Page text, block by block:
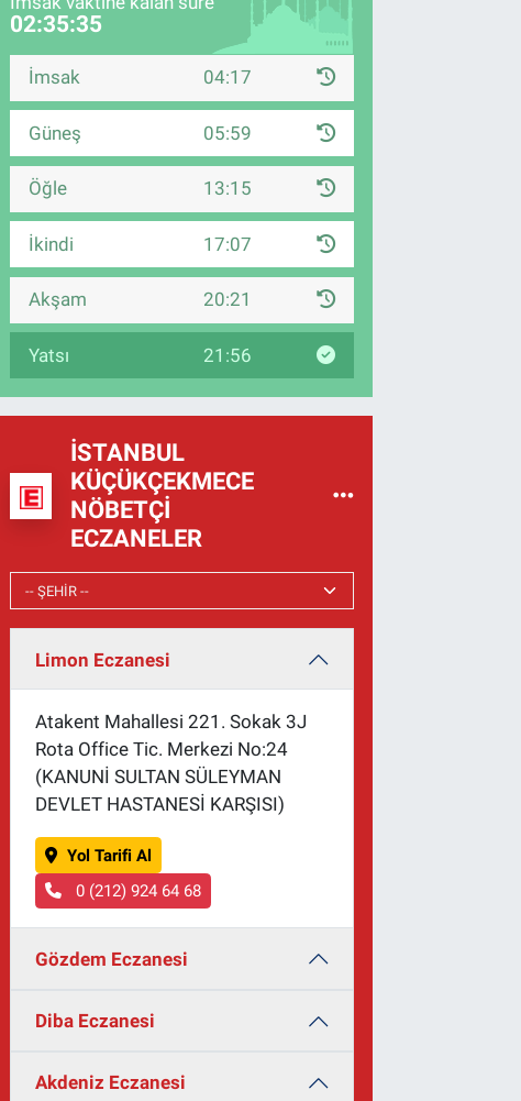
02:35:34
İmsak 04:17
Güneş 05:59
Öğle 13:15
İkindi 17:07
Akşam 20:21
Yatsı 21:56
İSTANBUL
KÜÇÜKÇEKMECE
NÖBETÇI
ECZANELER
Limon Eczanesi
Atakent Mahallesi 221. Sokak 3J
Rota Office Tic. Merkezi No:24
(KANUNİ SULTAN SÜLEYMAN
DEVLET HASTANESİ KARŞISI)
Yol Tarifi Al
0 (212) 924 64 68
Gözdem Eczanesi
Diba Eczanesi
Akdeniz Eczanesi